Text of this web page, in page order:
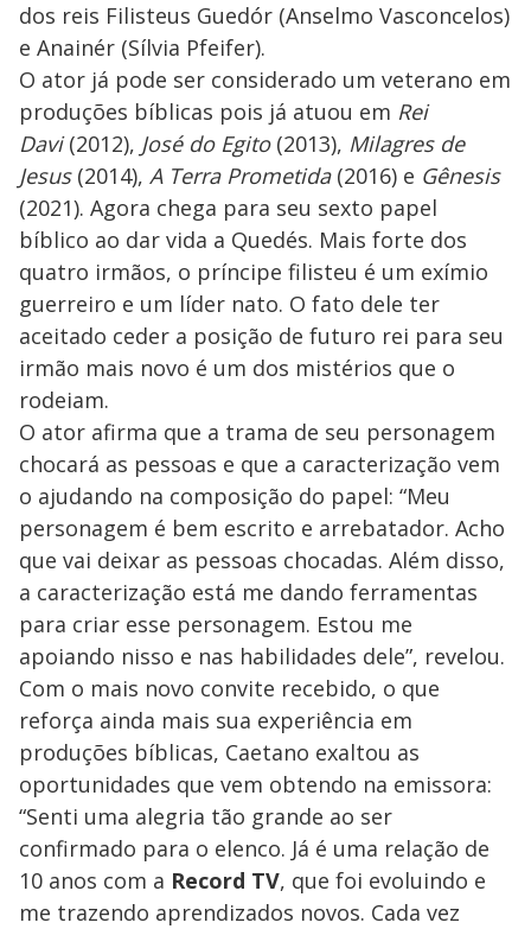
dos reis Filisteus Guedór (Anselmo Vasconcelos)
e Anainér (Sílvia Pfeifer).
O ator já pode ser considerado um veterano em
produções bíblicas pois já atuou em Rei
Davi(2012), José do Egito(2013), Milagres de
Jesus(2014), A Terra Prometida(2016) e Gênesis
(2021). Agora chega para seu sexto papel
bíblico ao dar vida a Quedés. Mais forte dos
quatro irmãos, o príncipe filisteu é um exímio
guerreiro e um líder nato. O fato dele ter
aceitado ceder a posição de futuro rei para seu
irmão mais novo é um dos mistérios que o
rodeiam.
O ator afirma que a trama de seu personagem
chocará as pessoas e que a caracterização vem
o ajudando na composição do papel: “Meu
personagem é bem escrito e arrebatador. Acho
que vai deixar as pessoas chocadas. Além disso,
a caracterização está me dando ferramentas
para criar esse personagem. Estou me
apoiando nisso e nas habilidades dele”, revelou.
Com o mais novo convite recebido, o que
reforça ainda mais sua experiência em
produções bíblicas, Caetano exaltou as
oportunidades que vem obtendo na emissora:
“Senti uma alegria tão grande ao ser
confirmado para o elenco. Já é uma relação de
10 anos com a Record TV, que foi evoluindo e
me trazendo aprendizados novos. Cada vez